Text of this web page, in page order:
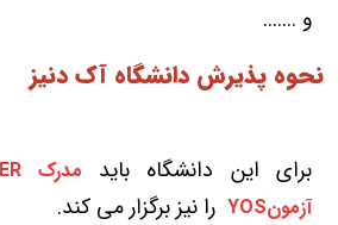
و .......
نحوه پذیرش دانشگاه آک دنیز
برای این دانشگاه باید مدرک TOMER
آزمونYOS
را نیز برگزار می کند.